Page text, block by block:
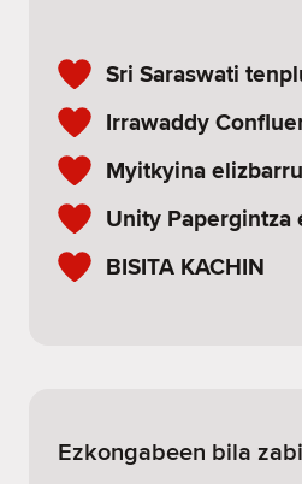
Sri Saraswati
Irrawaddy
Myitkyina
Unity Papergintza
BISITA KACHIN
Ezkongabeen bila